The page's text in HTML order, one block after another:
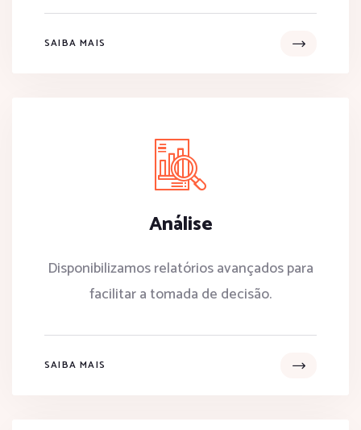
SAIBA MAIS
Análise
Disponibilizamos relatórios avançados para
facilitar a tomada de decisão.
SAIBA MAIS